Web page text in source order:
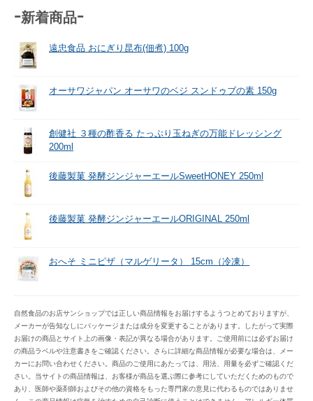
-新着商品-
遠忠食品 おにぎり昆布(佃煮) 100g
オーサワジャパン オーサワのベジ スンドゥブの素 150g
創健社 ３種の酢香る たっぷり玉ねぎの万能ドレッシング
200ml
後藤製菓 発酵ジンジャーエールSweetHONEY 250ml
後藤製菓 発酵ジンジャーエールORIGINAL 250ml
おへそ ミニピザ（マルゲリータ） 15cm（冷凍）
自然食品のお店サンショップでは正しい商品情報をお届けするようつとめておりますが、
メーカーが告知なしにパッケージまたは成分を変更することがあります。したがって実際
お届けの商品とサイト上の画像・表記が異なる場合があります。ご使用前には必ずお届け
の商品ラベルや注意書きをご確認ください。さらに詳細な商品情報が必要な場合は、メー
カーにお問い合わせください。商品のご使用にあたっては、用法、用量を必ずご確認くだ
さい。当サイトの商品情報は、お客様が商品を選ぶ際に参考にしていただくためのもので
あり、医師や薬剤師およびその他の資格をもった専門家の意見に代わるものではありませ